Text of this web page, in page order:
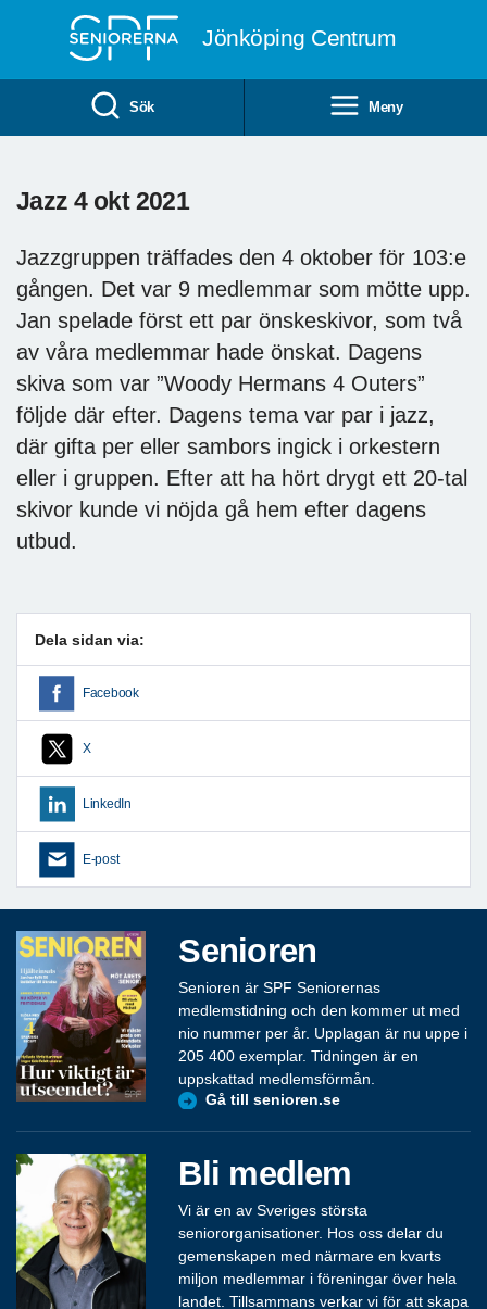
Jönköping Centrum
Sök Meny
Jazz 4 okt 2021
Jazzgruppen träffades den 4 oktober för 103:e
gången. Det var 9 medlemmar som mötte upp.
Jan spelade först ett par önskeskivor, som två
av våra medlemmar hade önskat. Dagens
skiva som var ”Woody Hermans 4 Outers”
följde där efter. Dagens tema var par i jazz,
där gifta per eller sambors ingick i orkestern
eller i gruppen. Efter att ha hört drygt ett 20-tal
skivor kunde vi nöjda gå hem efter dagens
utbud.
Dela sidan via:
Facebook
X
LinkedIn
E-post
Senioren
Senioren är SPF Seniorernas
medlemstidning och den kommer ut med
nio nummer per år. Upplagan är nu uppe i
205 400 exemplar. Tidningen är en
uppskattad medlemsförmån.
Gå till senioren.se
Bli medlem
Vi är en av Sveriges största
seniororganisationer. Hos oss delar du
gemenskapen med närmare en kvarts
miljon medlemmar i föreningar över hela
landet. Tillsammans verkar vi för att skapa